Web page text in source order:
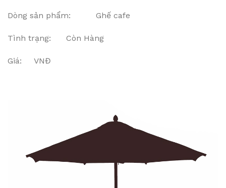
Dòng sản phẩm: Ghế cafe
Tình trạng: Còn Hàng
Giá: VNĐ